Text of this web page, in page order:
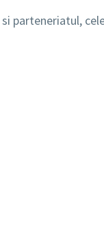
parteneriatul,